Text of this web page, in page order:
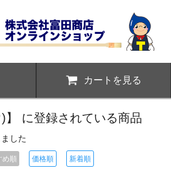
カートを見る
)】 に登録されている商品
した
め順 価格順 新着順